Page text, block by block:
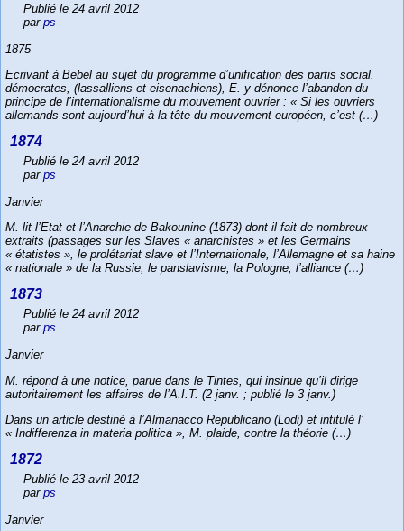
Publié le 24 avril 2012
par ps
1875
Ecrivant à Bebel au sujet du programme d’unification des partis social.
démocrates, (lassalliens et eisenachiens), E. y dénonce l’abandon du
principe de l’internationalisme du mouvement ouvrier : « Si les ouvriers
allemands sont aujourd’hui à la tête du mouvement européen, c’est (…)
1874
Publié le 24 avril 2012
par ps
Janvier
M. lit l’Etat et l’Anarchie de Bakounine (1873) dont il fait de nombreux
extraits (passages sur les Slaves « anarchistes » et les Germains
« étatistes », le prolétariat slave et l’Internationale, l’Allemagne et sa haine
« nationale » de la Russie, le panslavisme, la Pologne, l’alliance (…)
1873
Publié le 24 avril 2012
par ps
Janvier
M. répond à une notice, parue dans le Tintes, qui insinue qu’il dirige
autoritairement les affaires de l’A.I.T. (2 janv. ; publié le 3 janv.)
Dans un article destiné à l’Almanacco Republicano (Lodi) et intitulé l’
« Indifferenza in materia politica », M. plaide, contre la théorie (…)
1872
Publié le 23 avril 2012
par ps
Janvier